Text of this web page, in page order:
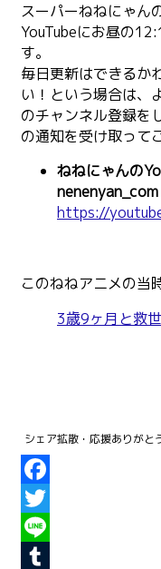
スーパーねねにゃん
YouTubeにお昼の
す。
毎日更新はできるか
い！という場合は、
のチャンネル登録を
の通知を受け取って
ねねにゃんの
https://
このねねアニメの当
3歳9ヶ月と救
Facebook
Twitter
Line